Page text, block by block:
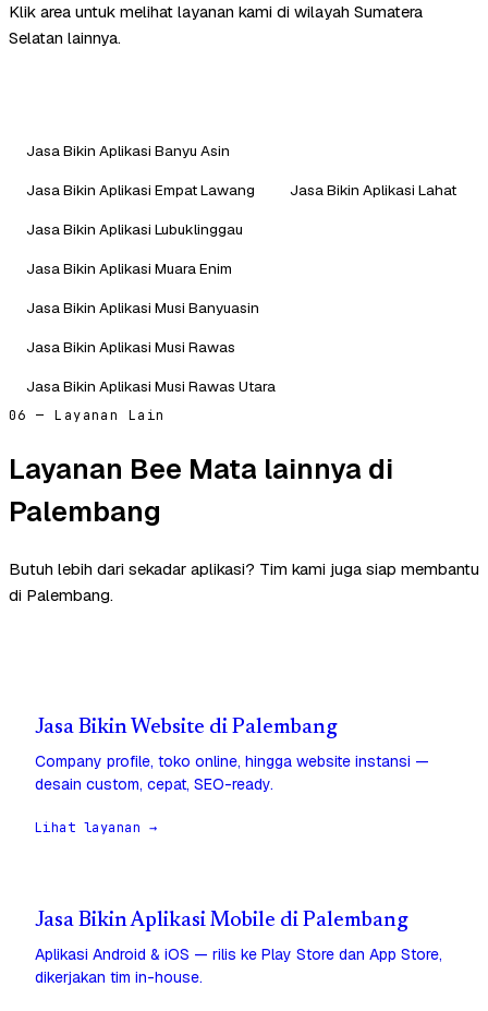
Klik area untuk melihat layanan kami di wilayah Sumatera
Selatan lainnya.
Jasa Bikin Aplikasi Banyu Asin
Jasa Bikin Aplikasi Empat Lawang
Jasa Bikin Aplikasi Lahat
Jasa Bikin Aplikasi Lubuklinggau
Jasa Bikin Aplikasi Muara Enim
Jasa Bikin Aplikasi Musi Banyuasin
Jasa Bikin Aplikasi Musi Rawas
Jasa Bikin Aplikasi Musi Rawas Utara
06 — Layanan Lain
Layanan Bee Mata lainnya di
Palembang
Butuh lebih dari sekadar aplikasi? Tim kami juga siap membantu
di Palembang.
Jasa Bikin Website di Palembang
Company profile, toko online, hingga website instansi —
desain custom, cepat, SEO-ready.
Lihat layanan →
Jasa Bikin Aplikasi Mobile di Palembang
Aplikasi Android & iOS — rilis ke Play Store dan App Store,
dikerjakan tim in-house.